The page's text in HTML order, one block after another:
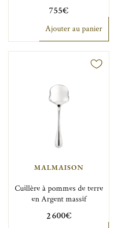
755€
Ajouter au panier
MALMAISON
Cuillère à pommes de terre
en Argent massif
2 600€